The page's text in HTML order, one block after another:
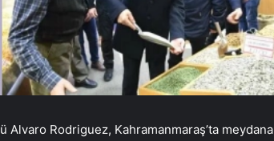
Rodriguez, Kahramanmaraş’ta meydana